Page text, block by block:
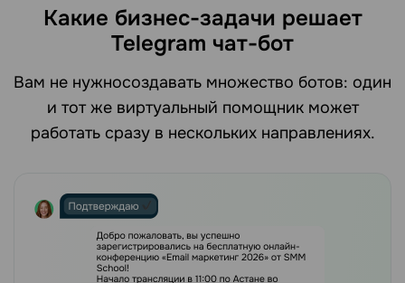
Какие бизнес-задачи решает
Telegram чат-бот
Вам не нужносоздавать множество ботов: один
и тот же виртуальный помощник может
работать сразу в нескольких направлениях.